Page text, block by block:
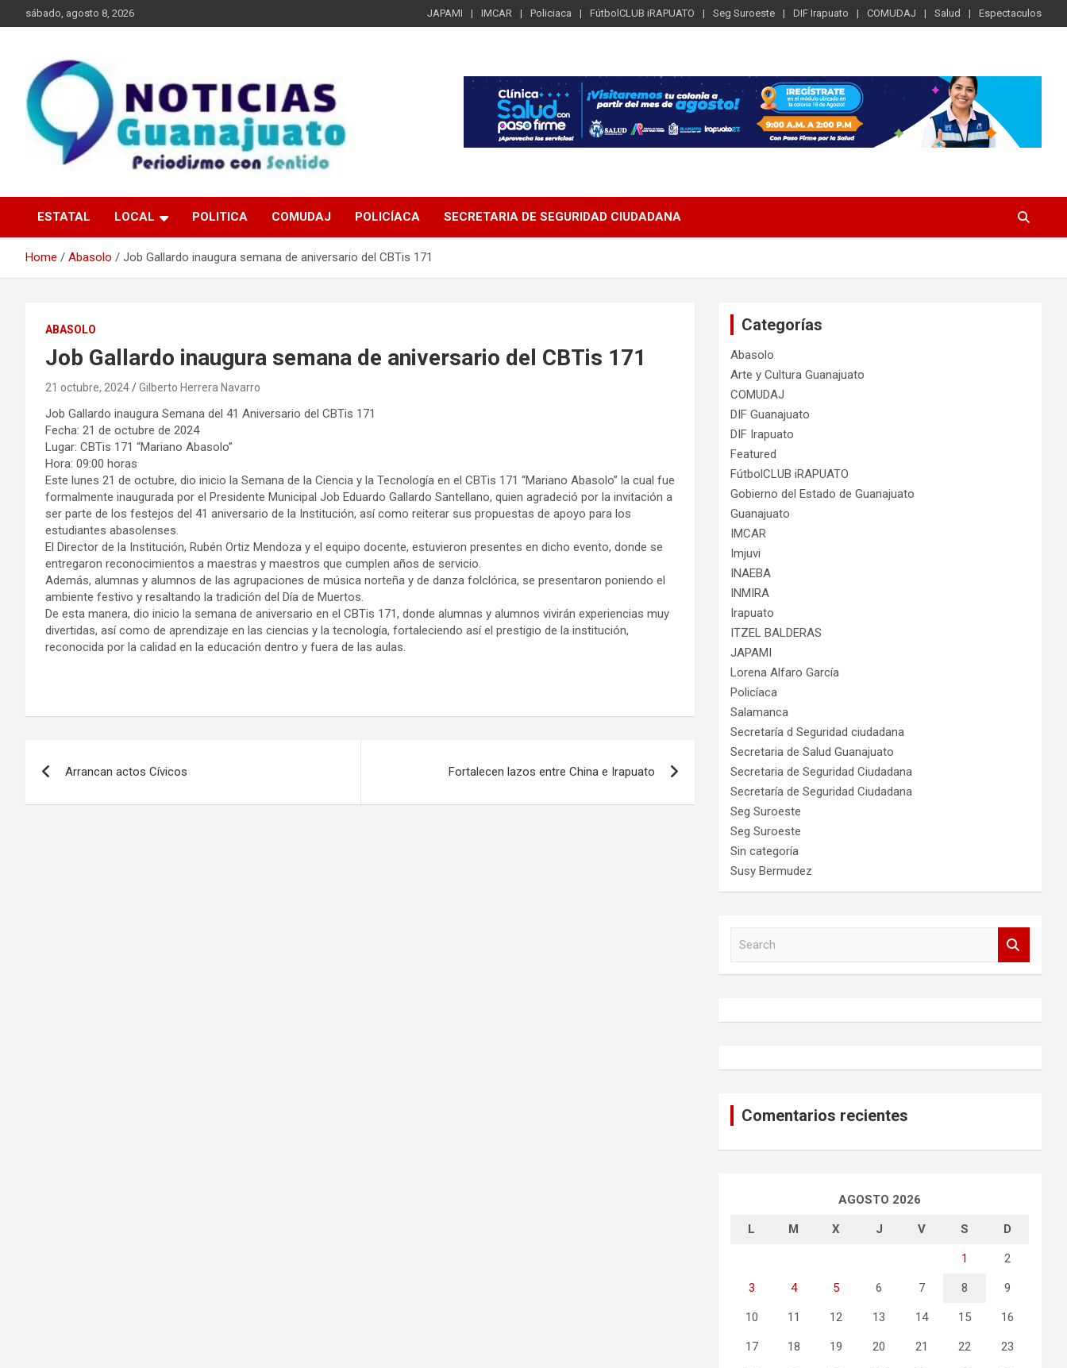
to
sábado, agosto 8, 2026 JAPAMI IMCAR Policiaca FútbolCLUB iRAPUATO Seg Suroeste DIF Irapuato COMUDAJ Salud Espectaculos
Noticias Guanajuato
ESTATAL LOCAL POLITICA COMUDAJ POLICÍACA SECRETARIA DE SEGURIDAD CIUDADANA
Home Abasolo Job Gallardo inaugura semana de aniversario del CBTis 171
ABASOLO
Job Gallardo inaugura semana de aniversario del CBTis 171
21 octubre, 2024 Gilberto Herrera Navarro
Job Gallardo inaugura Semana del 41 Aniversario del CBTis 171
Fecha: 21 de octubre de 2024
Lugar: CBTis 171 “Mariano Abasolo”
Hora: 09:00 horas
Este lunes 21 de octubre, dio inicio la Semana de la Ciencia y la Tecnología en el CBTis 171 “Mariano Abasolo” la cual fue
formalmente inaugurada por el Presidente Municipal Job Eduardo Gallardo Santellano, quien agradeció por la invitación a
ser parte de los festejos del 41 aniversario de la Institución, así como reiterar sus propuestas de apoyo para los
estudiantes abasolenses.
El Director de la Institución, Rubén Ortiz Mendoza y el equipo docente, estuvieron presentes en dicho evento, donde se
entregaron reconocimientos a maestras y maestros que cumplen años de servicio.
Además, alumnas y alumnos de las agrupaciones de música norteña y de danza folclórica, se presentaron poniendo el
ambiente festivo y resaltando la tradición del Día de Muertos.
De esta manera, dio inicio la semana de aniversario en el CBTis 171, donde alumnas y alumnos vivirán experiencias muy
divertidas, así como de aprendizaje en las ciencias y la tecnología, fortaleciendo así el prestigio de la institución,
reconocida por la calidad en la educación dentro y fuera de las aulas.
de
Arrancan actos Cívicos Fortalecen lazos entre China e Irapuato
Categorías
Abasolo
Arte y Cultura Guanajuato
COMUDAJ
DIF Guanajuato
DIF Irapuato
Featured
FútbolCLUB iRAPUATO
Gobierno del Estado de Guanajuato
Guanajuato
IMCAR
Imjuvi
INAEBA
INMIRA
Irapuato
ITZEL BALDERAS
JAPAMI
Lorena Alfaro García
Policíaca
Salamanca
Secretaría d Seguridad ciudadana
Secretaria de Salud Guanajuato
Secretaria de Seguridad Ciudadana
Secretaría de Seguridad Ciudadana
Seg Suroeste
Seg Suroeste
Sin categoría
Susy Bermudez
h
Comentarios recientes
AGOSTO 2026
L M X J V S D
1 2
3 4 5 6 7 8 9
10 11 12 13 14 15 16
17 18 19 20 21 22 23